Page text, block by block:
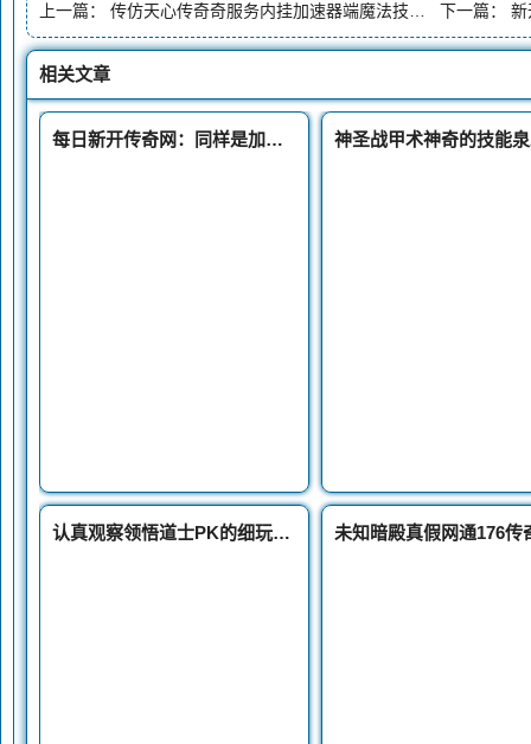
上一篇： 传仿天心传奇奇服务内挂加速器端魔法技能触发网通传奇33wt系统 下一篇： 新
相关文章
每日新开传奇网：同样是加强度的裁决之杖为何这四把如此优秀
认真观察领悟道士PK的细玩转传奇节,你会有哪些收获